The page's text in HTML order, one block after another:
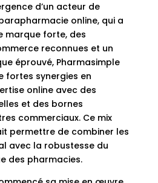
d’un acteur de
online, qui a
marque forte, des
reconnues et un
éprouvé, Pharmasimple
fortes synergies en
online avec des
et des bornes
commerciaux. Ce mix
permettre de combiner les
avec la robustesse du
des pharmacies.